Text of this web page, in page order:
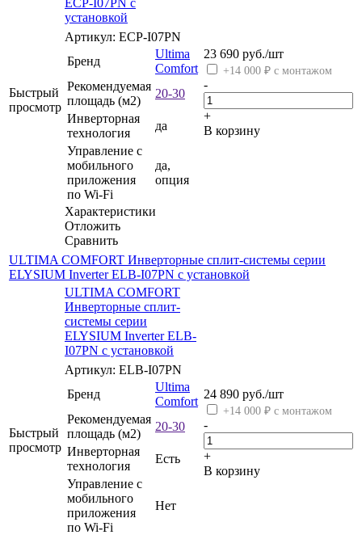
Быстрый
просмотр
установкой
Артикул: ECP-I07PN
Бренд
Ultima
Comfort
Рекомендуемая
площадь (м2)
20-30
Инверторная
технология
да
Управление c
мобильного
приложения
по Wi-Fi
да,
опция
Характеристики
Отложить
Сравнить
23 690 руб./шт
+14 000 ₽ с монтажом
-
+
В корзину
ULTIMA COMFORT Инверторные сплит-системы серии
ELYSIUM Inverter ELB-I07PN с установкой
Быстрый
просмотр
ULTIMA COMFORT
Инверторные сплит-
системы серии
ELYSIUM Inverter ELB-
I07PN с установкой
Артикул: ELB-I07PN
Бренд
Ultima
Comfort
Рекомендуемая
площадь (м2)
20-30
Инверторная
технология
Есть
Управление c
мобильного
приложения
по Wi-Fi
Нет
24 890 руб./шт
+14 000 ₽ с монтажом
-
+
В корзину